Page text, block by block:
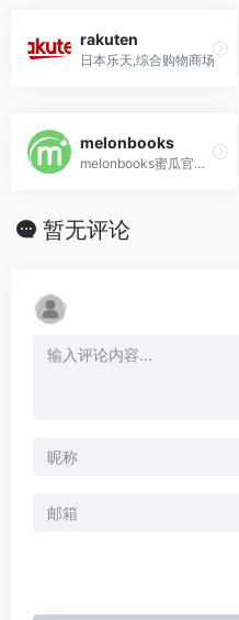
rakuten
日本乐天,综合购物商场
melonbooks
melonbooks蜜瓜官网代购,海淘购买教程,怎么买东西
暂无评论